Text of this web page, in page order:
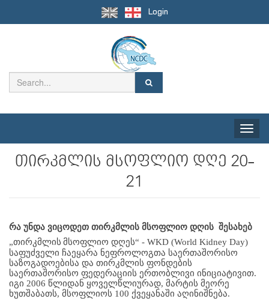
Login
Toggle
თირკმლის მსოფლიო დღე 20-
21
რა უნდა ვიცოდეთ თირკმლის მსოფლიო დღის  შესახებ
„თირკმლის მსოფლიო დღეს“ - WKD (World Kidney Day)
საფუძველი ჩაეყარა ნეფროლოგთა საერთაშორისო
საზოგადოებისა და თირკმლის ფონდების
საერთაშორისო ფედერაციის ერთობლივი ინიციატივით.
იგი 2006 წლიდან ყოველწლიურად, მარტის მეორე
ხუთშაბათს, მსოფლიოს 100 ქვეყანაში აღინიშნება.